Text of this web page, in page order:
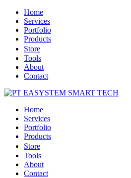
Home
Services
Portfolio
Products
Store
Tools
About
Contact
Home
Services
Portfolio
Products
Store
Tools
About
Contact